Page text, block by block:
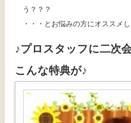
う？？？
・・・とお悩みの方にオススメ
♪プロスタッフに二次
こんな特典が♪